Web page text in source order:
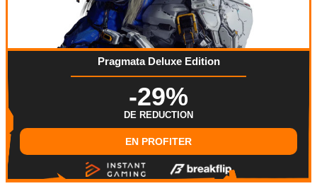
Pragmata Deluxe Edition
-29%
DE REDUCTION
EN PROFITER